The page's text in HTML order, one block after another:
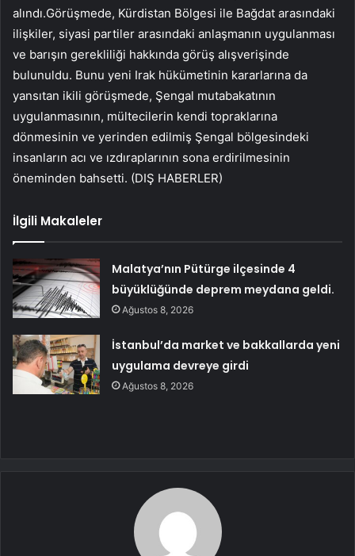
alındı.Görüşmede, Kürdistan Bölgesi ile Bağdat arasındaki
ilişkiler, siyasi partiler arasındaki anlaşmanın uygulanması
ve barışın gerekliliği hakkında görüş alışverişinde
bulunuldu. Bunu yeni Irak hükümetinin kararlarına da
yansıtan ikili görüşmede, Şengal mutabakatının
uygulanmasının, mültecilerin kendi topraklarına
dönmesinin ve yerinden edilmiş Şengal bölgesindeki
insanların acı ve ızdıraplarının sona erdirilmesinin
öneminden bahsetti. (DIŞ HABERLER)
İlgili Makaleler
Malatya’nın Pütürge ilçesinde 4
büyüklüğünde deprem meydana geldi.
Ağustos 8, 2026
İstanbul’da market ve bakkallarda yeni
uygulama devreye girdi
Ağustos 8, 2026